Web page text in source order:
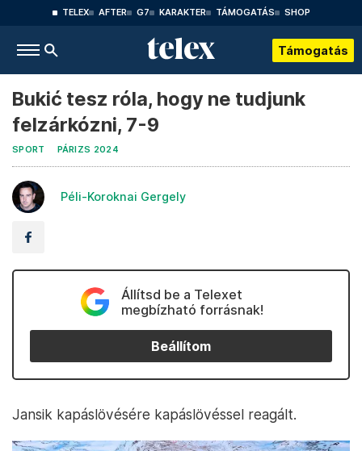
TELEX AFTER G7 KARAKTER TÁMOGATÁS SHOP
Támogatás
Bukić tesz róla, hogy ne tudjunk
felzárkózni, 7-9
SPORT PÁRIZS 2024
Péli-Koroknai Gergely
Állítsd be a Telexet
megbízható forrásnak!
Beállítom
Jansik kapáslövésére kapáslövéssel reagált.